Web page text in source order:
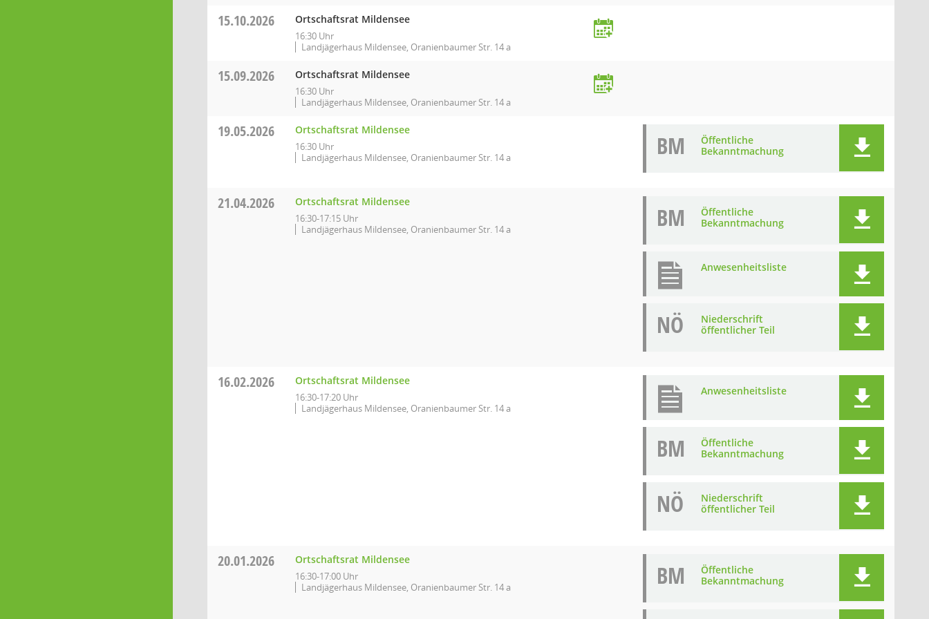
15.10.2026 Ortschaftsrat Mildensee
16:30 Uhr
Landjägerhaus Mildensee, Oranienbaumer Str. 14 a
15.09.2026 Ortschaftsrat Mildensee
16:30 Uhr
Landjägerhaus Mildensee, Oranienbaumer Str. 14 a
19.05.2026 Ortschaftsrat Mildensee
16:30 Uhr
Landjägerhaus Mildensee, Oranienbaumer Str. 14 a
BM
Öffentliche
Bekanntmachung
21.04.2026 Ortschaftsrat Mildensee
16:30-17:15 Uhr
Landjägerhaus Mildensee, Oranienbaumer Str. 14 a
BM
Öffentliche
Bekanntmachung
Anwesenheitsliste
NÖ
Niederschrift
öffentlicher Teil
16.02.2026 Ortschaftsrat Mildensee
16:30-17:20 Uhr
Landjägerhaus Mildensee, Oranienbaumer Str. 14 a
Anwesenheitsliste
BM
Öffentliche
Bekanntmachung
NÖ
Niederschrift
öffentlicher Teil
20.01.2026 Ortschaftsrat Mildensee
16:30-17:00 Uhr
Landjägerhaus Mildensee, Oranienbaumer Str. 14 a
BM
Öffentliche
Bekanntmachung